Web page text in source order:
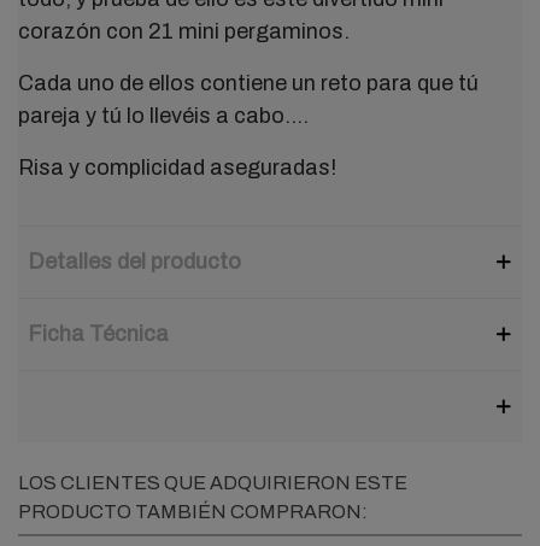
corazón con 21 mini pergaminos.
Cada uno de ellos contiene un reto para que tú
pareja y tú lo llevéis a cabo....
Risa y complicidad aseguradas!
Detalles del producto
Ficha Técnica
LOS CLIENTES QUE ADQUIRIERON ESTE
PRODUCTO TAMBIÉN COMPRARON: